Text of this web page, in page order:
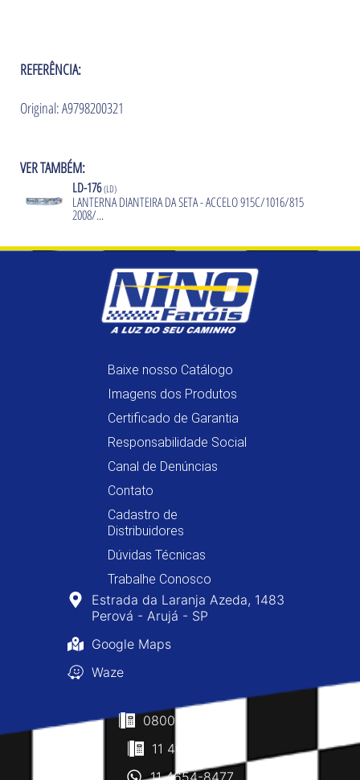
REFERÊNCIA:
Original: A9798200321
VER TAMBÉM:
LD-176(LD)
LANTERNA DIANTEIRA DA SETA - ACCELO 915C/1016/815
2008/...
Baixe nosso Catálogo
Imagens dos Produtos
Certificado de Garantia
Responsabilidade Social
Canal de Denúncias
Contato
Cadastro de
Distribuidores
Dúvidas Técnicas
Trabalhe Conosco
Estrada da Laranja Azeda, 1483
Perová - Arujá - SP
Google Maps
Waze
0800-400-8477
11 4610-0160